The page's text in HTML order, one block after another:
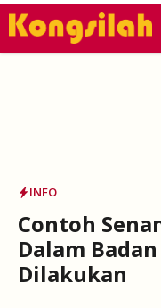
Skip
INFO
Contoh
Dalam
Dilakukan